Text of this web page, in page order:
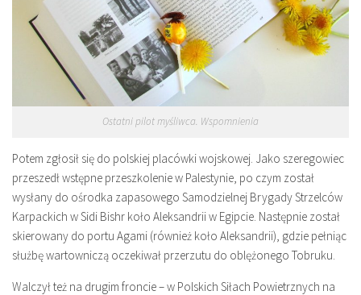
Ostatni pilot myśliwca. Wspomnienia
Potem zgłosił się do polskiej placówki wojskowej. Jako szeregowiec
przeszedł wstępne przeszkolenie w Palestynie, po czym został
wysłany do ośrodka zapasowego Samodzielnej Brygady Strzelców
Karpackich w Sidi Bishr koło Aleksandrii w Egipcie. Następnie został
skierowany do portu Agami (również koło Aleksandrii), gdzie pełniąc
służbę wartowniczą oczekiwał przerzutu do oblężonego Tobruku.
Walczył też na drugim froncie – w Polskich Siłach Powietrznych na